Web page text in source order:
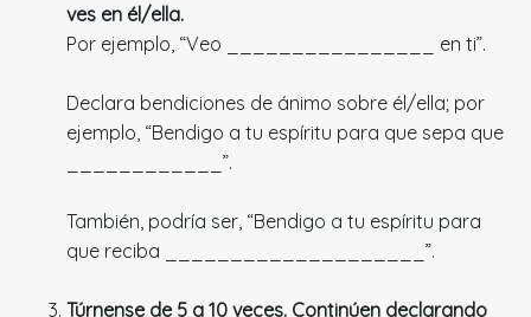
ves en él/ella.
Por ejemplo, “Veo ________________ en ti”.
Declara bendiciones de ánimo sobre él/ella; por
ejemplo, “Bendigo a tu espíritu para que sepa que
____________”.
También, podría ser, “Bendigo a tu espíritu para
que reciba ____________________”.
Túrnense de 5 a 10 veces. Continúen declarando